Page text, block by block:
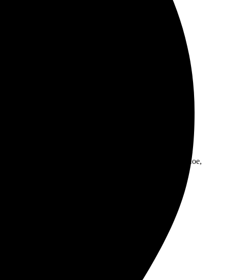
Через пару дней забрала — качество отличное,
всем.